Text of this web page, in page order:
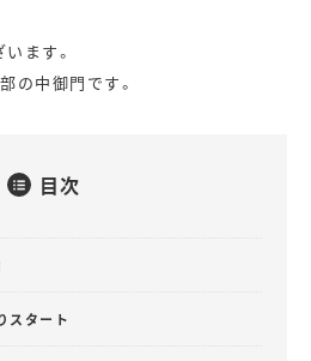
ます。
の中御門です。
目次
スタート